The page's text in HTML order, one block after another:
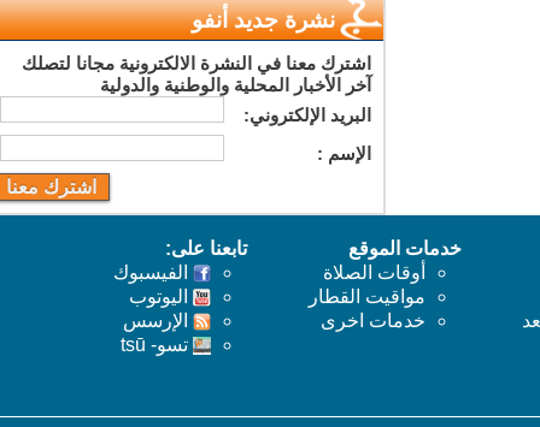
نشرة جديد أنفو
اشترك معنا في النشرة الالكترونية مجانا لتصلك
آخر الأخبار المحلية والوطنية والدولية
البريد اﻹلكتروني:
اﻹسم :
خدمات الموقع
أوقات الصلاة
مواقيت القطار
خدمات اخرى
تابعنا على:
الفيسبوك
اليوتوب
اﻹرسس
تسو- tsū